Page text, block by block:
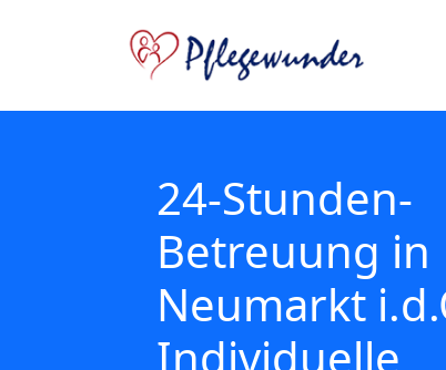
24-Stunden-
Betreuung in
Neumarkt
Individuelle